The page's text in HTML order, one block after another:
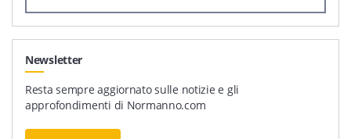
Newsletter
Resta sempre aggiornato sulle notizie e gli
approfondimenti di Normanno.com